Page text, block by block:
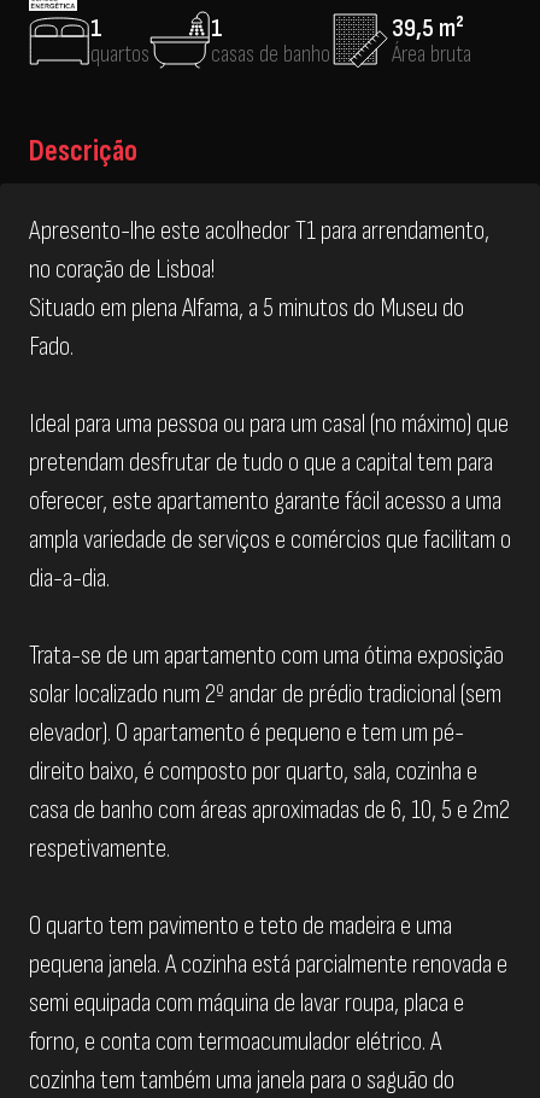
1
quartos
1
casas de banho
39,5 m²
Área bruta
Descrição
Apresento-lhe este acolhedor T1 para arrendamento,
no coração de Lisboa!
Situado em plena Alfama, a 5 minutos do Museu do
Fado.
Ideal para uma pessoa ou para um casal (no máximo) que
pretendam desfrutar de tudo o que a capital tem para
oferecer, este apartamento garante fácil acesso a uma
ampla variedade de serviços e comércios que facilitam o
dia-a-dia.
Trata-se de um apartamento com uma ótima exposição
solar localizado num 2º andar de prédio tradicional (sem
elevador). O apartamento é pequeno e tem um pé-
direito baixo, é composto por quarto, sala, cozinha e
casa de banho com áreas aproximadas de 6, 10, 5 e 2m2
respetivamente.
O quarto tem pavimento e teto de madeira e uma
pequena janela. A cozinha está parcialmente renovada e
semi equipada com máquina de lavar roupa, placa e
forno, e conta com termoacumulador elétrico. A
cozinha tem também uma janela para o saguão do